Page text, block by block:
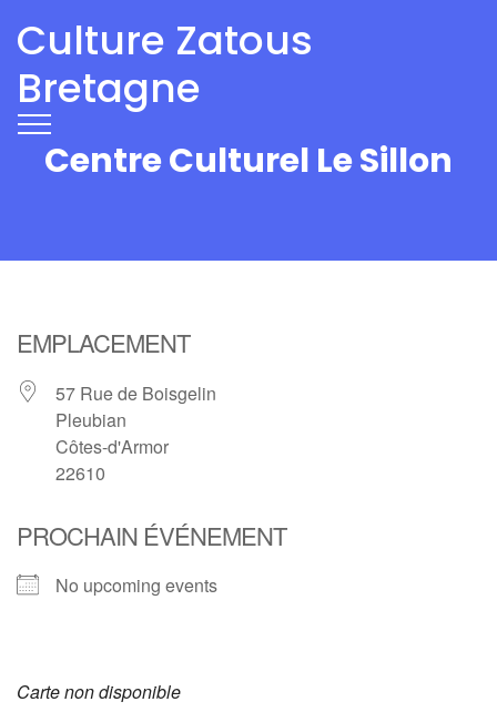
Culture Zatous
Bretagne
Centre Culturel Le Sillon
EMPLACEMENT
57 Rue de Boisgelin
Pleubian
Côtes-d'Armor
22610
PROCHAIN ÉVÉNEMENT
No upcoming events
Carte non disponible